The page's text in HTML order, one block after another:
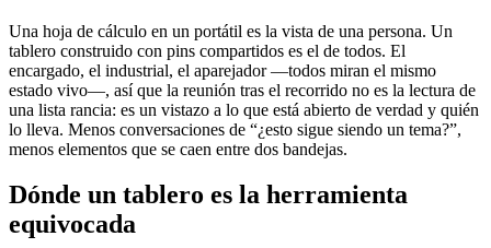
Una hoja de cálculo en un portátil es la vista de una persona. Un
tablero construido con pins compartidos es el de todos. El
encargado, el industrial, el aparejador —todos miran el mismo
estado vivo—, así que la reunión tras el recorrido no es la lectura de
una lista rancia: es un vistazo a lo que está abierto de verdad y quién
lo lleva. Menos conversaciones de “¿esto sigue siendo un tema?”,
menos elementos que se caen entre dos bandejas.
Dónde un tablero es la herramienta
equivocada